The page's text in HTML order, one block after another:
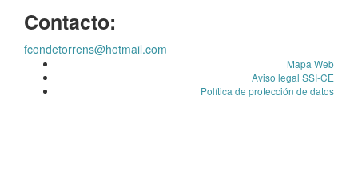
Contacto:
fcondetorrens@hotmail.com
Mapa Web
Aviso legal SSI-CE
Política de protección de datos